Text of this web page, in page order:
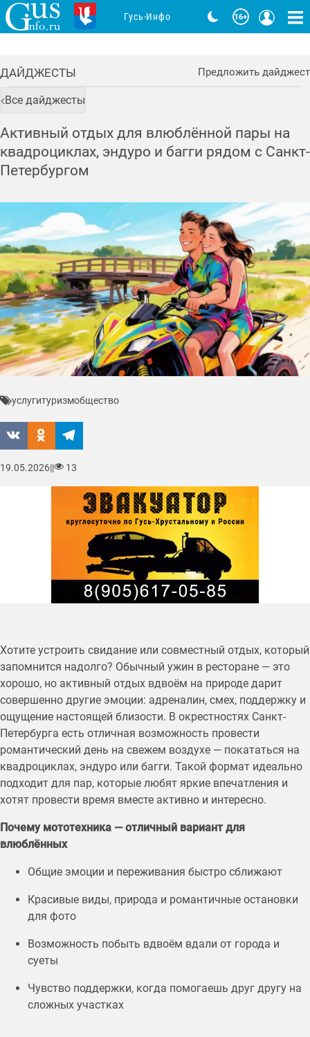
ДАЙДЖЕСТЫ Предложить дайджест
Все дайджесты
Активный отдых для влюблённой пары на
квадроциклах, эндуро и багги рядом с Санкт-
Петербургом
Хотите устроить свидание или совместный отдых, который
запомнится надолго? Обычный ужин в ресторане — это
хорошо, но активный отдых вдвоём на природе дарит
совершенно другие эмоции: адреналин, смех, поддержку и
ощущение настоящей близости. В окрестностях Санкт-
Петербурга есть отличная возможность провести
романтический день на свежем воздухе — покататься на
квадроциклах, эндуро или багги. Такой формат идеально
подходит для пар, которые любят яркие впечатления и
хотят провести время вместе активно и интересно.
Почему мототехника — отличный вариант для
влюблённых
Общие эмоции и переживания быстро сближают
Красивые виды, природа и романтичные остановки
для фото
Возможность побыть вдвоём вдали от города и
суеты
Чувство поддержки, когда помогаешь друг другу на
сложных участках
услугитуризмобщество
19.05.2026|| 13
Гусь-Инфо